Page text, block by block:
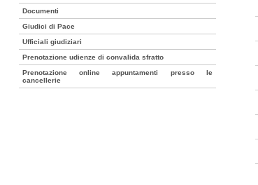
Documenti
Giudici di Pace
Ufficiali giudiziari
Prenotazione udienze di convalida sfratto
Prenotazione online appuntamenti presso le
cancellerie